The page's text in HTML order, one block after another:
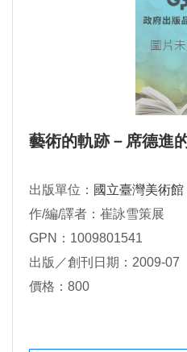
藝術的軌跡－席德進
出版單位： 國立臺灣美術館
作/編/譯者：崔詠雪策展
GPN：1009801541
出版／創刊日期：2009-07
價格：800